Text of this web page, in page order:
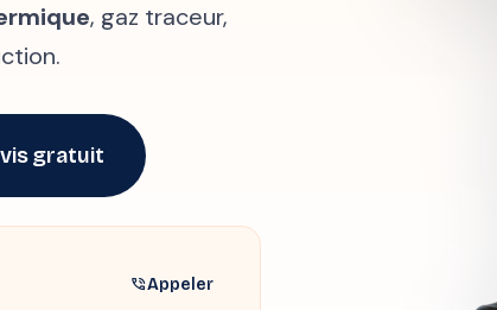
, gaz traceur,
gratuit
phone_in_talkAppeler